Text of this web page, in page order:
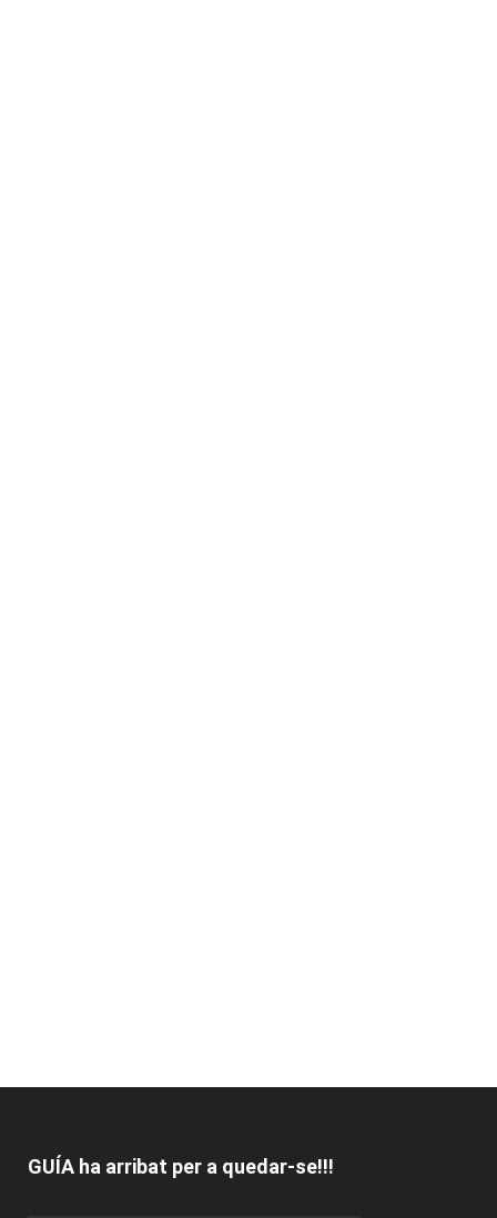
GUÍA ha arribat per a quedar-se!!!